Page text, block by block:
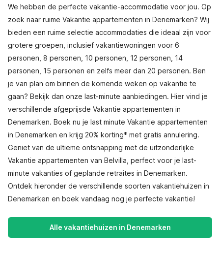
We hebben de perfecte vakantie-accommodatie voor jou. Op
zoek naar ruime Vakantie appartementen in Denemarken? Wij
bieden een ruime selectie accommodaties die ideaal zijn voor
grotere groepen, inclusief vakantiewoningen voor 6
personen, 8 personen, 10 personen, 12 personen, 14
personen, 15 personen en zelfs meer dan 20 personen. Ben
je van plan om binnen de komende weken op vakantie te
gaan? Bekijk dan onze last-minute aanbiedingen. Hier vind je
verschillende afgeprijsde Vakantie appartementen in
Denemarken. Boek nu je last minute Vakantie appartementen
in Denemarken en krijg 20% korting* met gratis annulering.
Geniet van de ultieme ontsnapping met de uitzonderlijke
Vakantie appartementen van Belvilla, perfect voor je last-
minute vakanties of geplande retraites in Denemarken.
Ontdek hieronder de verschillende soorten vakantiehuizen in
Denemarken en boek vandaag nog je perfecte vakantie!
Alle vakantiehuizen in Denemarken